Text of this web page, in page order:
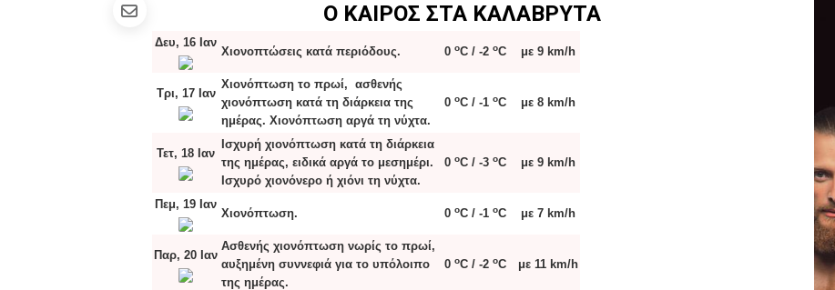
Ο ΚΑΙΡΟΣ ΣΤΑ ΚΑΛΑΒΡΥΤΑ
Δευ, 16 Ιαν
Χιονοπτώσεις κατά περιόδους. 0 oC / -2 oC με 9 km/h
Τρι, 17 Ιαν
Χιονόπτωση το πρωί, ασθενής
χιονόπτωση κατά τη διάρκεια της
ημέρας. Χιονόπτωση αργά τη νύχτα.
0 oC / -1 oC με 8 km/h
Τετ, 18 Ιαν
Ισχυρή χιονόπτωση κατά τη διάρκεια
της ημέρας, ειδικά αργά το μεσημέρι.
Ισχυρό χιονόνερο ή χιόνι τη νύχτα.
0 oC / -3 oC με 9 km/h
Πεμ, 19 Ιαν
Χιονόπτωση. 0 oC / -1 oC με 7 km/h
Παρ, 20 Ιαν
Ασθενής χιονόπτωση νωρίς το πρωί,
αυξημένη συννεφιά για το υπόλοιπο
της ημέρας.
0 oC / -2 oC με 11 km/h